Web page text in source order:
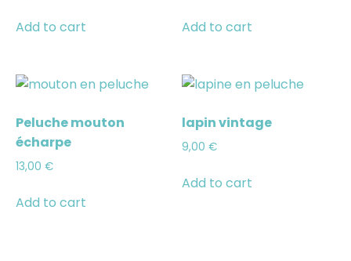
Add to cart Add to cart
Peluche mouton
écharpe
13,00 €
Add to cart
lapin vintage
9,00€
Add to cart